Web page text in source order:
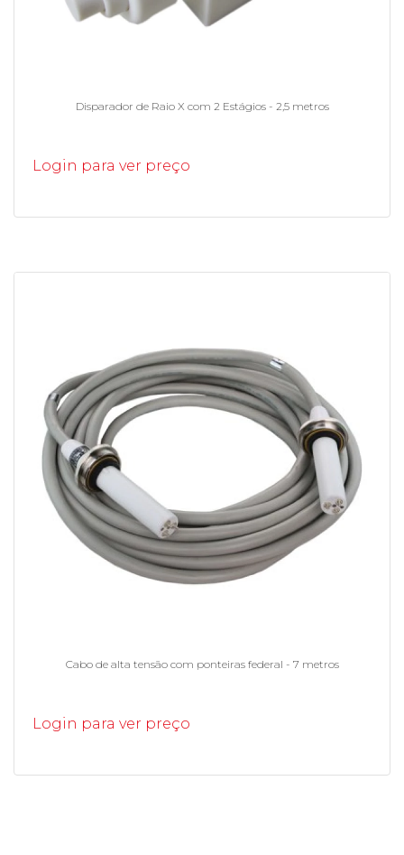
Disparador de Raio X com 2 Estágios - 2,5 metros
Login para ver preço
Cabo de alta tensão com ponteiras federal - 7 metros
Login para ver preço